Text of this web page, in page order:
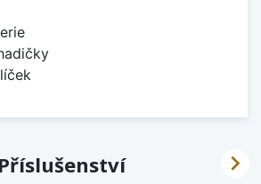
Příslušenství 